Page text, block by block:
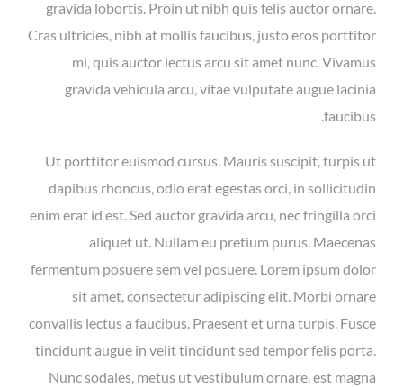
gravida lobortis. Proin ut nibh quis felis auctor ornare.
Cras ultricies, nibh at mollis faucibus, justo eros porttitor
mi, quis auctor lectus arcu sit amet nunc. Vivamus
gravida vehicula arcu, vitae vulputate augue lacinia
faucibus.
Ut porttitor euismod cursus. Mauris suscipit, turpis ut
dapibus rhoncus, odio erat egestas orci, in sollicitudin
enim erat id est. Sed auctor gravida arcu, nec fringilla orci
aliquet ut. Nullam eu pretium purus. Maecenas
fermentum posuere sem vel posuere. Lorem ipsum dolor
sit amet, consectetur adipiscing elit. Morbi ornare
convallis lectus a faucibus. Praesent et urna turpis. Fusce
tincidunt augue in velit tincidunt sed tempor felis porta.
Nunc sodales, metus ut vestibulum ornare, est magna